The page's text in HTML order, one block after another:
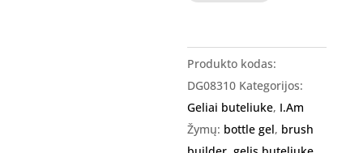
Brush
Builder
-
gelis
buteliuke,
Produkto kodas:
DG08310 Kategorijos:
Geliai buteliuke, I.Am
Žymų: bottle gel, brush